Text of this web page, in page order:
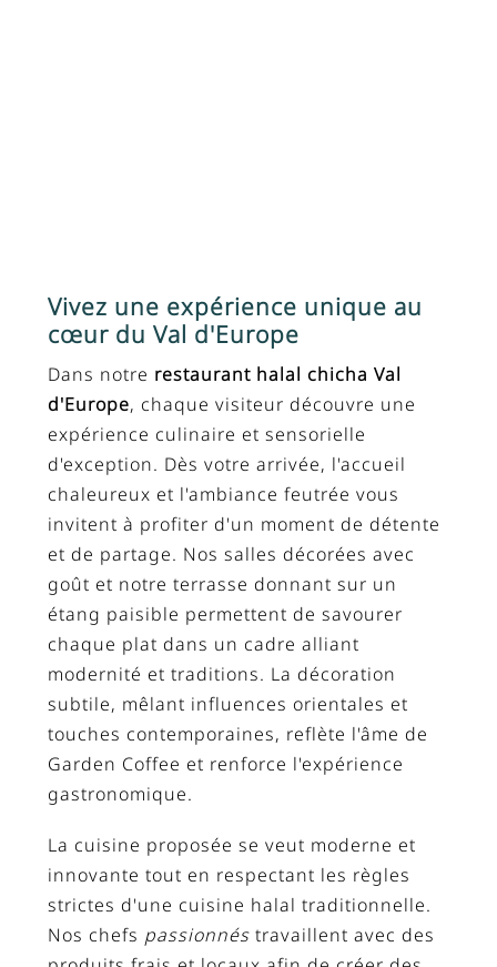
Vivez une expérience unique au
cœur du Val d'Europe
Dans notre restaurant halal chicha Val
d'Europe, chaque visiteur découvre une
expérience culinaire et sensorielle
d'exception. Dès votre arrivée, l'accueil
chaleureux et l'ambiance feutrée vous
invitent à profiter d'un moment de détente
et de partage. Nos salles décorées avec
goût et notre terrasse donnant sur un
étang paisible permettent de savourer
chaque plat dans un cadre alliant
modernité et traditions. La décoration
subtile, mêlant influences orientales et
touches contemporaines, reflète l'âme de
Garden Coffee et renforce l'expérience
gastronomique.
La cuisine proposée se veut moderne et
innovante tout en respectant les règles
strictes d'une cuisine halal traditionnelle.
Nos chefs passionnéstravaillent avec des